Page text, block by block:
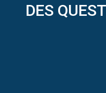
DES